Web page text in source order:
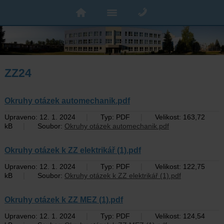
ZZ24
Okruhy otázek automechanik.pdf
Upraveno: 12. 1. 2024 Typ: PDF
Velikost: 163,72
kB
Soubor: Okruhy otázek automechanik.pdf
Okruhy otázek k ZZ elektrikář (1).pdf
Upraveno: 12. 1. 2024 Typ: PDF
Velikost: 122,75
kB
Soubor: Okruhy otázek k ZZ elektrikář (1).pdf
Okruhy otázek k ZZ MEZ (1).pdf
Upraveno: 12. 1. 2024 Typ: PDF
Velikost: 124,54